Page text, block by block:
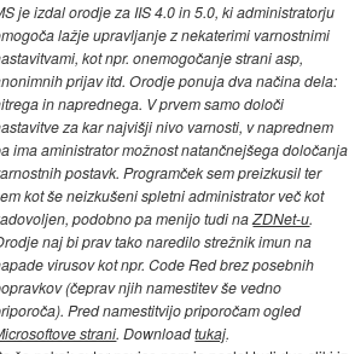
je izdal orodje za IIS 4.0 in 5.0, ki administratorju
lažje upravljanje z nekaterimi varnostnimi
kot npr. onemogočanje strani asp,
prijav itd. Orodje ponuja dva načina dela:
in naprednega. V prvem samo določi
za kar najvišji nivo varnosti, v naprednem
ima aministrator možnost natančnejšega določanja
postavk. Programček sem preizkusil ter
kot še neizkušeni spletni administrator več kot
podobno pa menijo tudi naZDNet-u.
naj bi prav tako naredilo strežnik imun na
virusov kot npr. Code Red brez posebnih
(čeprav njih namestitev še vedno
Pred namestitvijo priporočam ogled
strani. Downloadtukaj.